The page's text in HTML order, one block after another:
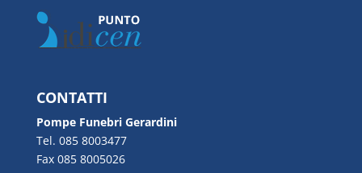
CONTATTI
Pompe Funebri Gerardini
Tel. 085 8003477
Fax 085 8005026